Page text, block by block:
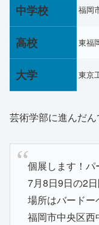
中学校 福岡
高校 東福
大学 東京
芸術学部に進んだん
個展します！パ
7月8日9日の2日
場所はバードー
福岡市中央区西